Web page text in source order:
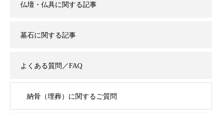
仏壇・仏具に関する記事
墓石に関する記事
よくある質問／FAQ
納骨（埋葬）に関するご質問